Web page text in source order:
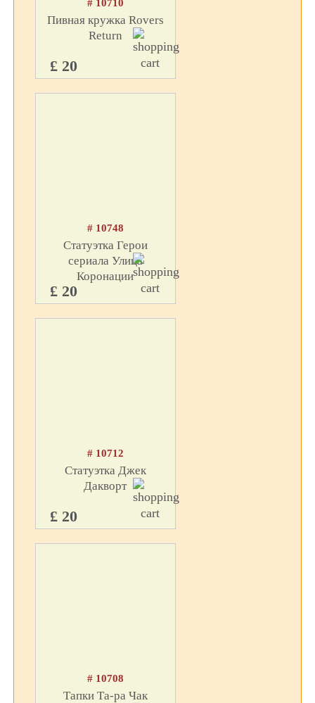
# 10710
Пивная кружка Rovers
Return
£ 20
# 10748
Статуэтка Герои
сериала Улица
Коронации
£ 20
# 10712
Статуэтка Джек
Дакворт
£ 20
# 10708
Тапки Та-ра Чак